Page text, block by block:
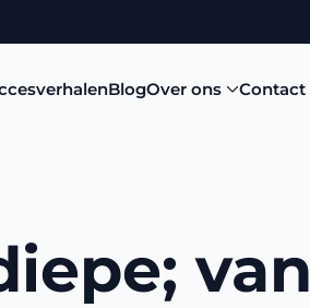
BlogOver ons Contact
van